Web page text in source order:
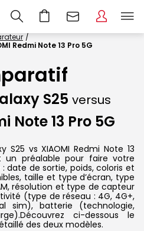
Redmi Note 13 Pro 5G
S25 versus
Note 13 Pro 5G
S25 vs XIAOMI Redmi Note 13
un préalable pour faire votre
date de sortie, poids, coloris et
taille et type d’écran, type
résolution et type de capteur
(type de réseau : 4G, 4G+,
sim), batterie (technologie,
ci-dessous le
des deux modèles.